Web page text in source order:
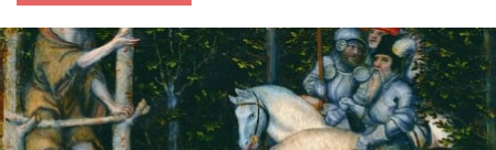
Kliknij, aby powiększyć